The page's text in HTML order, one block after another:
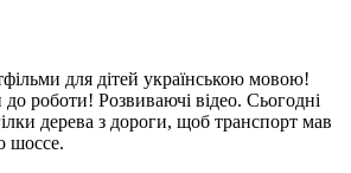
для дітей українською мовою!
роботи! Розвиваючі відео. Сьогодні
дерева з дороги, щоб транспорт мав
шоссе.